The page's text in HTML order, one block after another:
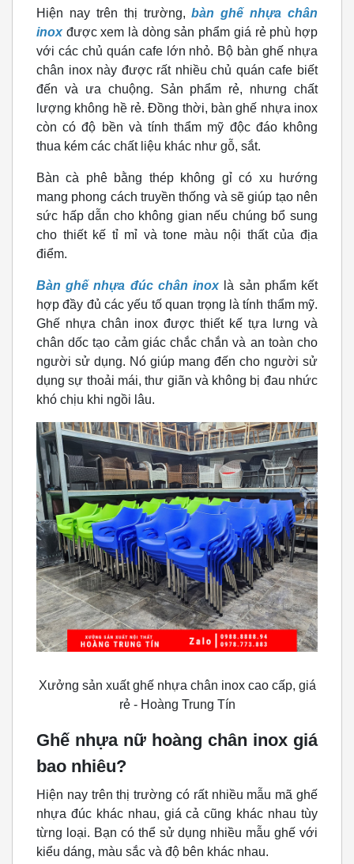
Hiện nay trên thị trường,bàn ghế nhựa chân
inoxđược xem là dòng sản phẩm giá rẻ phù hợp
với các chủ quán cafe lớn nhỏ. Bộ bàn ghế nhựa
chân inox này được rất nhiều chủ quán cafe biết
đến và ưa chuộng. Sản phẩm rẻ, nhưng chất
lượng không hề rẻ. Đồng thời, bàn ghế nhựa inox
còn có độ bền và tính thẩm mỹ độc đáo không
thua kém các chất liệu khác như gỗ, sắt.
Bàn cà phê bằng thép không gỉ có xu hướng
mang phong cách truyền thống và sẽ giúp tạo nên
sức hấp dẫn cho không gian nếu chúng bổ sung
cho thiết kế tỉ mỉ và tone màu nội thất của địa
điểm.
Bàn ghế nhựa đúc chân inoxlà sản phẩm kết
hợp đầy đủ các yếu tố quan trọng là tính thẩm mỹ.
Ghế nhựa chân inox được thiết kế tựa lưng và
chân dốc tạo cảm giác chắc chắn và an toàn cho
người sử dụng. Nó giúp mang đến cho người sử
dụng sự thoải mái, thư giãn và không bị đau nhức
khó chịu khi ngồi lâu.
Xưởng sản xuất ghế nhựa chân inox cao cấp, giá
rẻ - Hoàng Trung Tín
Ghế nhựa nữ hoàng chân inox giá
bao nhiêu?
Hiện nay trên thị trường có rất nhiều mẫu mã ghế
nhựa đúc khác nhau, giá cả cũng khác nhau tùy
từng loại. Bạn có thể sử dụng nhiều mẫu ghế với
kiểu dáng, màu sắc và độ bên khác nhau.